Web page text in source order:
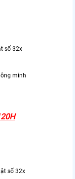
số 32x
minh
số 32x